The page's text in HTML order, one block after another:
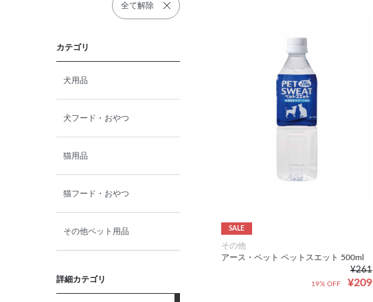
全て解除
カテゴリ
犬用品
犬フード・おやつ
猫用品
猫フード・おやつ
その他ペット用品
詳細カテゴリ
SALE
その他
アース・ペット ペットスエット 500ml
¥261
¥209
19% OFF